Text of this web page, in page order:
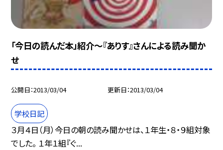
「今日の読んだ本」紹介〜『ありす』さんによる読み聞か
せ
公開日 2013/03/04 更新日 2013/03/04
学校日記
３月４日（月）今日の朝の読み聞かせは、１年生・８・９組対象
でした。 １年１組『ぐ...